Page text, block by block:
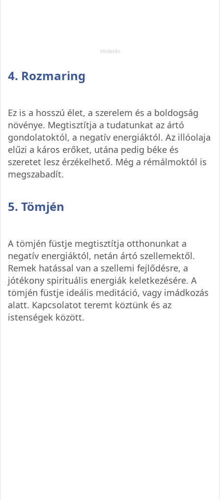
4. Rozmaring
Ez is a hosszú élet, a szerelem és a boldogság
növénye. Megtisztítja a tudatunkat az ártó
gondolatoktól, a negatív energiáktól. Az illóolaja
elűzi a káros erőket, utána pedig béke és
szeretet lesz érzékelhető. Még a rémálmoktól is
megszabadít.
5. Tömjén
A tömjén füstje megtisztítja otthonunkat a
negatív energiáktól, netán ártó szellemektől.
Remek hatással van a szellemi fejlődésre, a
jótékony spirituális energiák keletkezésére. A
tömjén füstje ideális meditáció, vagy imádkozás
alatt. Kapcsolatot teremt köztünk és az
istenségek között.